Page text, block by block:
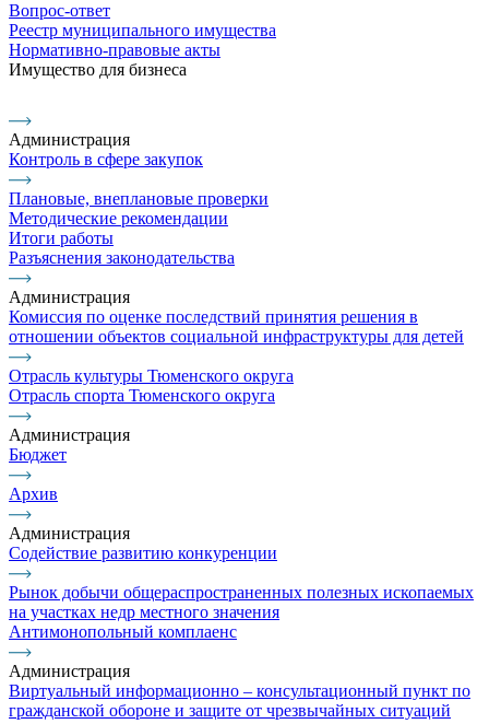
Вопрос-ответ
Реестр муниципального имущества
Нормативно-правовые акты
Имущество для бизнеса
Администрация
Контроль в сфере закупок
Плановые, внеплановые проверки
Методические рекомендации
Итоги работы
Разъяснения законодательства
Администрация
Комиссия по оценке последствий принятия решения в
отношении объектов социальной инфраструктуры для детей
Отрасль культуры Тюменского округа
Отрасль спорта Тюменского округа
Администрация
Бюджет
Архив
Администрация
Содействие развитию конкуренции
Рынок добычи общераспространенных полезных ископаемых
на участках недр местного значения
Антимонопольный комплаенс
Администрация
Виртуальный информационно – консультационный пункт по
гражданской обороне и защите от чрезвычайных ситуаций